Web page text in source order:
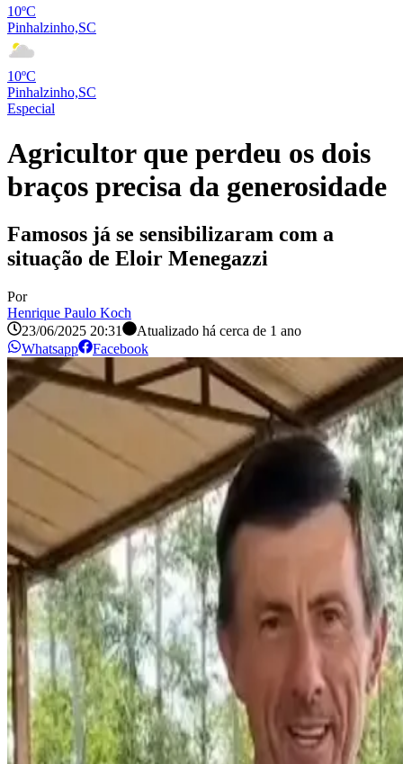
10ºC
Pinhalzinho,SC
10ºC
Pinhalzinho,SC
Especial
Agricultor que perdeu os dois
braços precisa da generosidade
Famosos já se sensibilizaram com a
situação de Eloir Menegazzi
Por
Henrique Paulo Koch
23/06/2025 20:31
Atualizado há cerca de 1 ano
Whatsapp
Facebook